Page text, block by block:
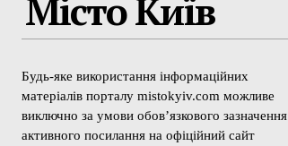
Місто Київ
Будь-яке використання інформаційних
матеріалів порталу mistokyiv.com можливе
виключно за умови обов’язкового зазначення
активного посилання на офіційний сайт